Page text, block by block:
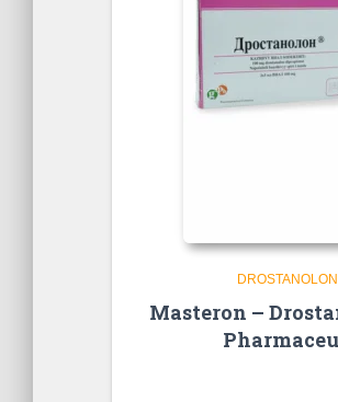
Masteron –